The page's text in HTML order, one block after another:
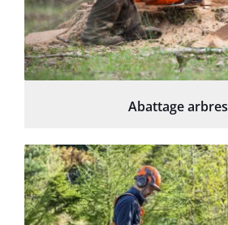
Abattage arbres